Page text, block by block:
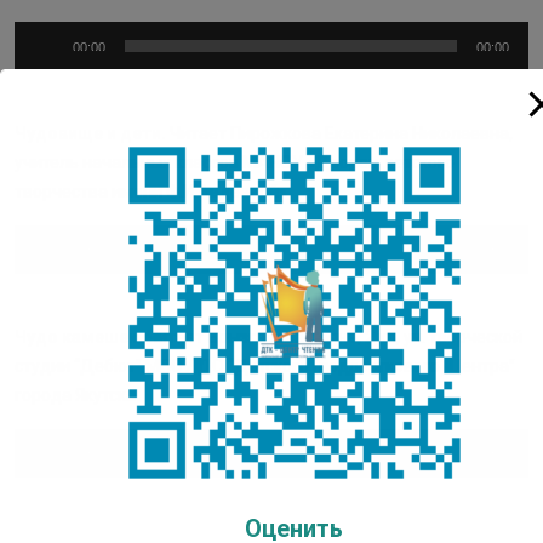
00:00 00:00
учитель начальных классов МАНОУ «Дворец детского
творчества имени Ф.И.Авдеевой»
Чудо камешек.Читает Брызгалова Саяна, 2 кл, уч. творческой
студии “Дебют” МБОУ ДО “Детского (подросткового) Центра”
города Якутска
Оценить